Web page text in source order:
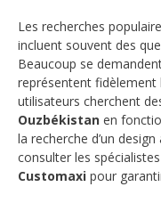
Les recherches
incluent souvent des
Beaucoup se
représentent fidèlement
utilisateurs cherchent
Ouzbékistan en
la recherche d’un
consulter les
Customaxi pour